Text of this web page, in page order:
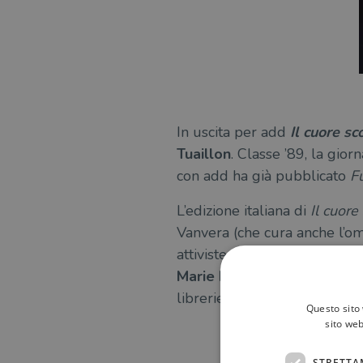
In uscita per add Il cuore
Tuaillon. Classe ’89, la
con add ha già pubblicato
L’edizione italiana di Il
Vanvera (che cura anche
attiviste del panorama
Marie Moïse, Giusi
librerie indipendenti,
PUÒ
Questo
sito